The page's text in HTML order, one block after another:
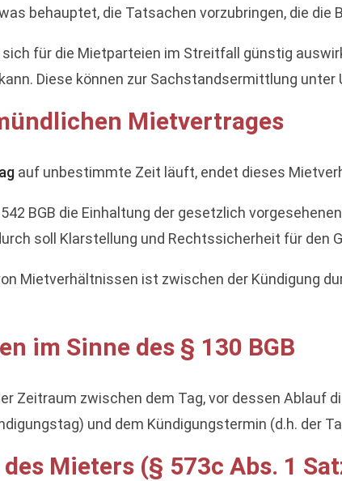
behauptet, die Tatsachen vorzubringen, die die
für die Mietparteien im Streitfall günstig
Diese können zur Sachstandsermittlung
Mietvertrages
auf unbestimmte Zeit läuft, endet dieses
BGB die Einhaltung der gesetzlich vorgesehenen
soll Klarstellung und Rechtssicherheit für den
Mietverhältnissen ist zwischen der Kündigung
im Sinne des § 130 BGB
Zeitraum zwischen dem Tag, vor dessen Ablauf
und dem Kündigungstermin (d.h. der
Mieters (§ 573c Abs. 1